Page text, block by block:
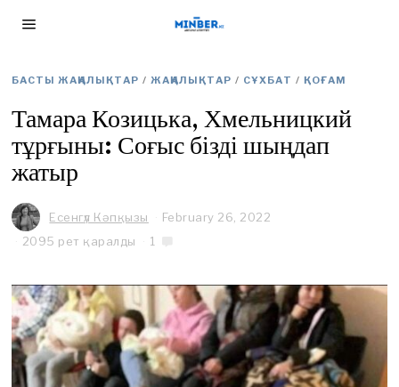
БАСТЫ ЖАҢАЛЫҚТАР / ЖАҢАЛЫҚТАР / СҰХБАТ / ҚОҒАМ
Тамара Козицька, Хмельницкий
тұрғыны: Соғыс бізді шыңдап
жатыр
Есенгүл Кәпқызы
February 26, 2022
2095 рет қаралды
1